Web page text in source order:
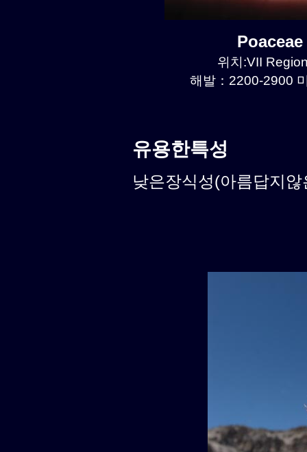
위치:VII
해발：2200-2900
유용한특성
낮은장식성(아름답지